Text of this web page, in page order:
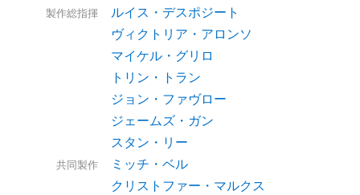
製作総指揮
ルイス・デスポジート
ヴィクトリア・アロンソ
マイケル・グリロ
トリン・トラン
ジョン・ファヴロー
ジェームズ・ガン
スタン・リー
共同製作
ミッチ・ベル
クリストファー・マルクス